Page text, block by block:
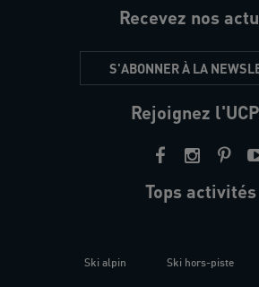
Recevez nos
S'ABONNER À LA
Rejoignez
Tops activités
Ski alpin Ski hors-piste